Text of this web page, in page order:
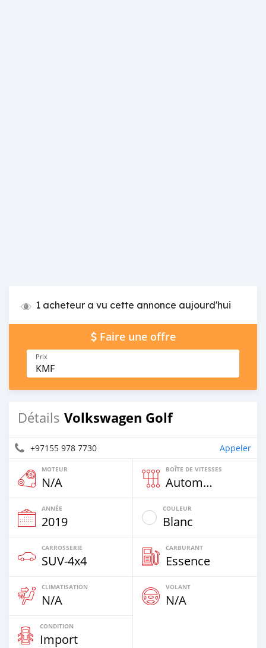
1 acheteur a vu cette annonce aujourd'hui
Faire une offre
Prix
KMF
Détails Volkswagen Golf
+97155 978 7730 Appeler
MOTEUR
N/A
BOÎTE DE VITESSES
Automatique
ANNÉE
2019
COULEUR
Blanc
CARROSSERIE
SUV‒4x4
CARBURANT
Essence
CLIMATISATION
N/A
VOLANT
N/A
CONDITION
Import